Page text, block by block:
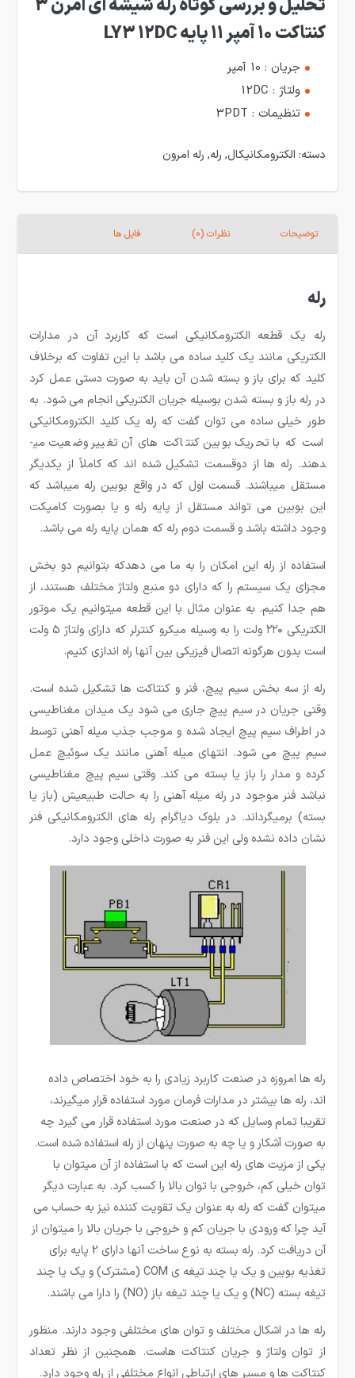
کنتاکت 10 آمپر 11 پایه LY3 12DC
جریان : 10 آمپر
ولتاژ : 12DC
تنظیمات : 3PDT
دسته: الکترومکانیکال, رله, رله امرون
توضیحات نظرات (0) فایل ها
رله
رله یک قطعه الکترومکانیکی است که کاربرد آن در مدارات
الکتریکی مانند یک کلید ساده می باشد با این تفاوت که برخلاف
کلید که برای باز و بسته شدن آن باید به صورت دستی عمل کرد
در رله باز و بسته شدن بوسیله جریان الکتریکی انجام می شود. به
طور خیلی ساده می ­توان گفت که رله یک کلید الکترومکانیکی
است که با تحریک بوبین کنتاکت های آن تغییر وضعیت می­
دهند. رله ها از دوقسمت تشکیل شده ­اند که کاملاً از یکدیگر
مستقل می­باشند. قسمت اول که در واقع بوبین رله می­باشد که
این بوبین می تواند مستقل از پایه رله و یا بصورت کامپکت
وجود داشته باشد و قسمت دوم رله که همان پایه رله می ­باشد.
استفاده از رله این امکان را به ما می دهدکه بتوانیم دو بخش
مجزای یک سیستم را که دارای دو منبع ولتاژ مختلف هستند، از
هم جدا کنیم. به عنوان مثال با این قطعه میتوانیم یک موتور
الکتریکی ۲۲۰ ولت را به وسیله میکرو کنترلر که دارای ولتاژ ۵ ولت
است بدون هرگونه اتصال فیزیکی بین آنها راه اندازی کنیم.
رله از سه بخش سیم پیچ، فنر و کنتاکت ها تشکیل شده است.
وقتی جریان در سیم پیچ جاری می شود یک میدان مغناطیسی
در اطراف سیم پیچ ایجاد شده و موجب جذب میله آهنی توسط
سیم پیچ می شود. انتهای میله آهنی مانند یک سوئیچ عمل
کرده و مدار را باز یا بسته می کند. وقتی سیم پیچ مغناطیسی
نباشد فنر موجود در رله میله آهنی را به حالت طبیعیش (باز یا
بسته) برمیگرداند. در بلوک دیاگرام رله های الکترومکانیکی فنر
نشان داده نشده ولی این فنر به صورت داخلی وجود دارد.
رله ها امروزه در صنعت کاربرد زیادی را به خود اختصاص داده
اند، رله ­ها بیشتر در مدارات فرمان مورد استفاده قرار می­گیرند،
تقریبا تمام وسایل که در صنعت مورد استفاده قرار می گیرد چه
به صورت آشکار و یا چه به صورت پنهان از رله استفاده شده است.
یکی از مزیت­ های رله این است که با استفاده از آن میتوان با
توان خیلی کم، خروجی با توان بالا را کسب کرد. به عبارت دیگر
می­توان گفت که رله به عنوان یک تقویت کننده نیز به حساب می
آید چرا که ورودی با جریان کم و خروجی با جریان بالا را میتوان از
آن دریافت کرد. رله بسته به نوع ساخت آنها دارای 2 پایه برای
تغذیه بوبین و یک یا چند تیغه ی COM (مشترک) و یک یا چند
تیغه بسته (NC) و یک یا چند تیغه باز (NO) را دارا می باشند.
رله ها در اشکال مختلف و توان های مختلفی وجود دارند. منظور
از توان ولتاژ و جریان کنتاکت هاست. همچنین از نظر تعداد
کنتاکت ها و مسیر های ارتباطی انواع مختلفی از رله وجود دارد.